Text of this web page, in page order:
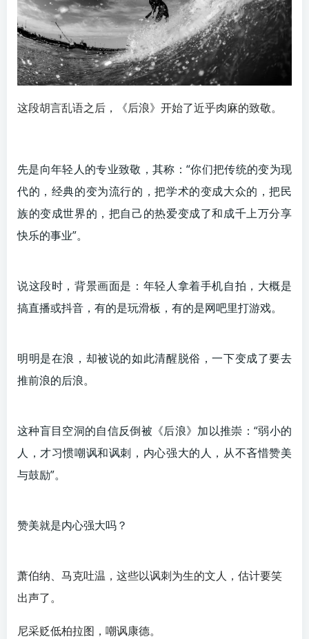
这段胡言乱语之后，《后浪》开始了近乎肉麻的致敬。
先是向年轻人的专业致敬，其称：“你们把传统的变为现
代的，经典的变为流行的，把学术的变成大众的，把民
族的变成世界的，把自己的热爱变成了和成千上万分享
快乐的事业”。
说这段时，背景画面是：年轻人拿着手机自拍，大概是
搞直播或抖音，有的是玩滑板，有的是网吧里打游戏。
明明是在浪，却被说的如此清醒脱俗，一下变成了要去
推前浪的后浪。
这种盲目空洞的自信反倒被《后浪》加以推崇：“弱小的
人，才习惯嘲讽和讽刺，内心强大的人，从不吝惜赞美
与鼓励”。
赞美就是内心强大吗？
萧伯纳、马克吐温，这些以讽刺为生的文人，估计要笑
出声了。
尼采贬低柏拉图，嘲讽康德。